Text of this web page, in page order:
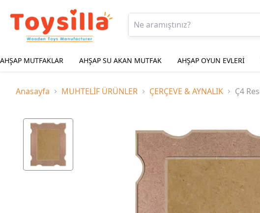
AHŞAP MUTFAKLAR AHŞAP SU AKAN MUTFAK AHŞAP OYUN EVLERİ
Anasayfa MUHTELİF ÜRÜNLER ÇERÇEVE & AYNALIK Ç4